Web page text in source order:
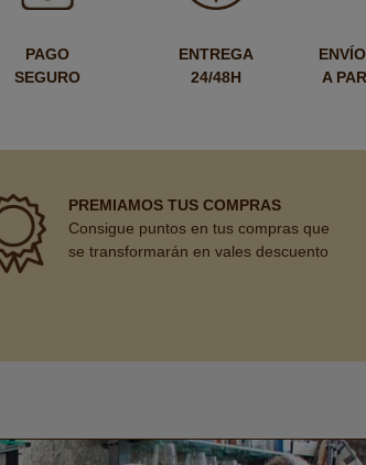
PAGO
SEGURO
ENTREGA
24/48H
A
PREMIAMOS TUS COMPRAS
Consigue puntos en tus compras que
se transformarán en vales descuento